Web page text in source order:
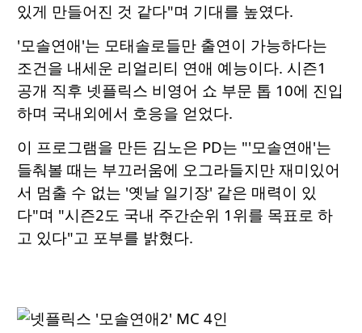
있게 만들어진 것 같다"며 기대를 높였다.
'모솔연애'는 모태솔로들만 출연이 가능하다는
조건을 내세운 리얼리티 연애 예능이다. 시즌1
공개 직후 넷플릭스 비영어 쇼 부문 톱 10에 진입
하며 국내외에서 호응을 얻었다.
이 프로그램을 만든 김노은 PD는 "'모솔연애'는
들춰볼 때는 부끄러움에 오그라들지만 재미있어
서 멈출 수 없는 '옛날 일기장' 같은 매력이 있
다"며 "시즌2도 국내 주간순위 1위를 목표로 하
고 있다"고 포부를 밝혔다.